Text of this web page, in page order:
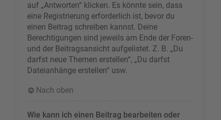
auf „Antworten“ klicken. Es könnte sein, dass
eine Registrierung erforderlich ist, bevor du
einen Beitrag schreiben kannst. Deine
Berechtigungen sind jeweils am Ende der Foren-
und der Beitragsansicht aufgelistet. Z. B. „Du
darfst neue Themen erstellen“, „Du darfst
Dateianhänge erstellen“ usw.
Nach oben
Wie kann ich einen Beitrag bearbeiten oder